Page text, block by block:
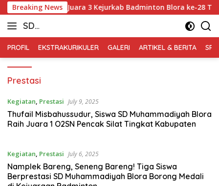
Skip
to
content
Breaking NewsRaih Juara 3 Kejurkab Badminton Blora ke-28 Tahun
SD
Muhammadiyah
Blora
PROFIL EKSTRAKURIKULER GALERI ARTIKEL & BERITA
Prestasi
Kegiatan, Prestasi July 9, 2025
Thufail Misbahussudur, Siswa SD Muhammadiyah Blora
Raih Juara 1 O2SN Pencak Silat Tingkat Kabupaten
Kegiatan, Prestasi July 6, 2025
Namplek Bareng, Seneng Bareng! Tiga Siswa
Berprestasi SD Muhammadiyah Blora Borong Medali